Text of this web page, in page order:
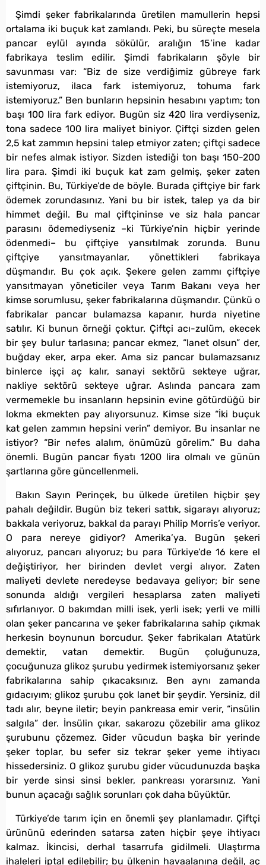
Şimdi şeker fabrikalarında üretilen mamullerin hepsi
ortalama iki buçuk kat zamlandı. Peki, bu süreçte mesela
pancar eylül ayında sökülür, aralığın 15’ine kadar
fabrikaya teslim edilir. Şimdi fabrikaların şöyle bir
savunması var: “Biz de size verdiğimiz gübreye fark
istemiyoruz, ilaca fark istemiyoruz, tohuma fark
istemiyoruz.” Ben bunların hepsinin hesabını yaptım; ton
başı 100 lira fark ediyor. Bugün siz 420 lira verdiyseniz,
tona sadece 100 lira maliyet biniyor. Çiftçi sizden gelen
2,5 kat zammın hepsini talep etmiyor zaten; çiftçi sadece
bir nefes almak istiyor. Sizden istediği ton başı 150-200
lira para. Şimdi iki buçuk kat zam gelmiş, şeker zaten
çiftçinin. Bu, Türkiye’de de böyle. Burada çiftçiye bir fark
ödemek zorundasınız. Yani bu bir istek, talep ya da bir
himmet değil. Bu mal çiftçininse ve siz hala pancar
parasını ödemediyseniz –ki Türkiye’nin hiçbir yerinde
ödenmedi– bu çiftçiye yansıtılmak zorunda. Bunu
çiftçiye yansıtmayanlar, yönettikleri fabrikaya
düşmandır. Bu çok açık. Şekere gelen zammı çiftçiye
yansıtmayan yöneticiler veya Tarım Bakanı veya her
kimse sorumlusu, şeker fabrikalarına düşmandır. Çünkü o
fabrikalar pancar bulamazsa kapanır, hurda niyetine
satılır. Ki bunun örneği çoktur. Çiftçi acı-zulüm, ekecek
bir şey bulur tarlasına; pancar ekmez, “lanet olsun” der,
buğday eker, arpa eker. Ama siz pancar bulamazsanız
binlerce işçi aç kalır, sanayi sektörü sekteye uğrar,
nakliye sektörü sekteye uğrar. Aslında pancara zam
vermemekle bu insanların hepsinin evine götürdüğü bir
lokma ekmekten pay alıyorsunuz. Kimse size “İki buçuk
kat gelen zammın hepsini verin” demiyor. Bu insanlar ne
istiyor? “Bir nefes alalım, önümüzü görelim.” Bu daha
önemli. Bugün pancar fiyatı 1200 lira olmalı ve günün
şartlarına göre güncellenmeli.
Bakın Sayın Perinçek, bu ülkede üretilen hiçbir şey
pahalı değildir. Bugün biz tekeri sattık, sigarayı alıyoruz;
bakkala veriyoruz, bakkal da parayı Philip Morris’e veriyor.
O para nereye gidiyor? Amerika’ya. Bugün şekeri
alıyoruz, pancarı alıyoruz; bu para Türkiye’de 16 kere el
değiştiriyor, her birinden devlet vergi alıyor. Zaten
maliyeti devlete neredeyse bedavaya geliyor; bir sene
sonunda aldığı vergileri hesaplarsa zaten maliyeti
sıfırlanıyor. O bakımdan milli isek, yerli isek; yerli ve milli
olan şeker pancarına ve şeker fabrikalarına sahip çıkmak
herkesin boynunun borcudur. Şeker fabrikaları Atatürk
demektir, vatan demektir. Bugün çoluğunuza,
çocuğunuza glikoz şurubu yedirmek istemiyorsanız şeker
fabrikalarına sahip çıkacaksınız. Ben aynı zamanda
gıdacıyım; glikoz şurubu çok lanet bir şeydir. Yersiniz, dil
tadı alır, beyne iletir; beyin pankreasa emir verir, “insülin
salgıla” der. İnsülin çıkar, sakarozu çözebilir ama glikoz
şurubunu çözemez. Gider vücudun başka bir yerinde
şeker toplar, bu sefer siz tekrar şeker yeme ihtiyacı
hissedersiniz. O glikoz şurubu gider vücudunuzda başka
bir yerde sinsi sinsi bekler, pankreası yorarsınız. Yani
bunun açacağı sağlık sorunları çok daha büyüktür.
Türkiye’de tarım için en önemli şey planlamadır. Çiftçi
ürününü ederinden satarsa zaten hiçbir şeye ihtiyacı
kalmaz. İkincisi, derhal tasarrufa gidilmeli. Ulaştırma
ihaleleri iptal edilebilir; bu ülkenin havaalanına değil, aç